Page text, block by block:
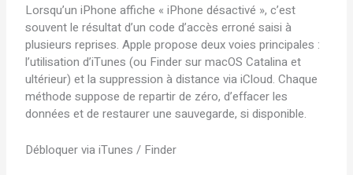
Lorsqu’un iPhone affiche « iPhone désactivé », c’est
souvent le résultat d’un code d’accès erroné saisi à
plusieurs reprises. Apple propose deux voies principales :
l’utilisation d’iTunes (ou Finder sur macOS Catalina et
ultérieur) et la suppression à distance via iCloud. Chaque
méthode suppose de repartir de zéro, d’effacer les
données et de restaurer une sauvegarde, si disponible.
Débloquer via iTunes / Finder